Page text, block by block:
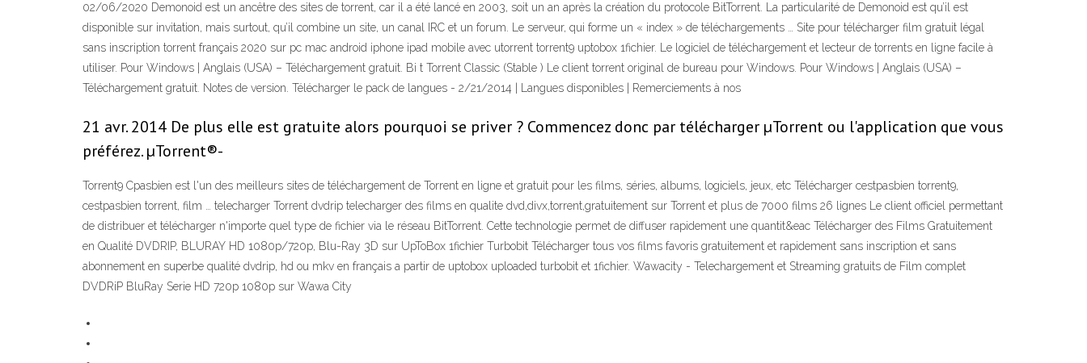
02/06/2020 Demonoid est un ancêtre des sites de torrent, car il a été lancé en 2003, soit un an après la création du protocole BitTorrent. La particularité de Demonoid est qu’il est
disponible sur invitation, mais surtout, qu’il combine un site, un canal IRC et un forum. Le serveur, qui forme un « index » de téléchargements … Site pour télécharger film gratuit légal
sans inscription torrent français 2020 sur pc mac android iphone ipad mobile avec utorrent torrent9 uptobox 1fichier. Le logiciel de téléchargement et lecteur de torrents en ligne facile à
utiliser. Pour Windows | Anglais (USA) – Téléchargement gratuit. Bi t Torrent Classic (Stable ) Le client torrent original de bureau pour Windows. Pour Windows | Anglais (USA) –
Téléchargement gratuit. Notes de version. Télécharger le pack de langues - 2/21/2014 | Langues disponibles | Remerciements à nos
21 avr. 2014 De plus elle est gratuite alors pourquoi se priver ? Commencez donc par télécharger µTorrent ou l'application que vous
préférez. µTorrent®-
Torrent9 Cpasbien est l'un des meilleurs sites de téléchargement de Torrent en ligne et gratuit pour les films, séries, albums, logiciels, jeux, etc Télécharger cestpasbien torrent9,
cestpasbien torrent, film … telecharger Torrent dvdrip telecharger des films en qualite dvd,divx,torrent,gratuitement sur Torrent et plus de 7000 films 26 lignes Le client officiel permettant
de distribuer et télécharger n'importe quel type de fichier via le réseau BitTorrent. Cette technologie permet de diffuser rapidement une quantit&eac Télécharger des Films Gratuitement
en Qualité DVDRIP, BLURAY HD 1080p/720p, Blu-Ray 3D sur UpToBox 1fichier Turbobit Télécharger tous vos films favoris gratuitement et rapidement sans inscription et sans
abonnement en superbe qualité dvdrip, hd ou mkv en français a partir de uptobox uploaded turbobit et 1fichier. Wawacity - Telechargement et Streaming gratuits de Film complet
DVDRiP BluRay Serie HD 720p 1080p sur Wawa City